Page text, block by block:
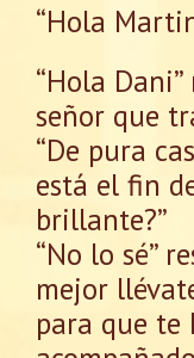
“Hola
“Hola
señor que
“De pura
está el fin
brillante?”
“No lo sé”
mejor
para que te